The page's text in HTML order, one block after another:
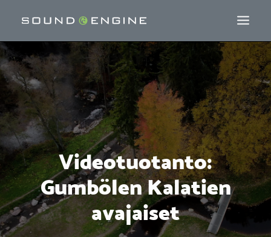
Videotuotanto:
Gumbölen Kalatien
avajaiset